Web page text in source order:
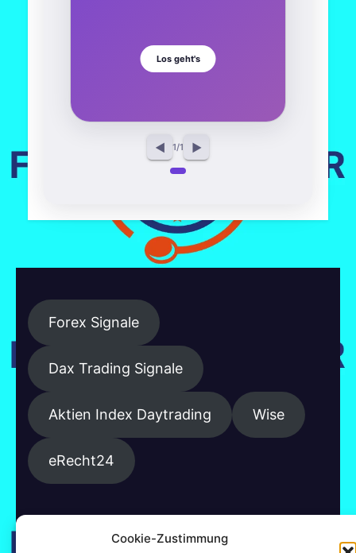
Cookie-Zustimmung
Los geht's
◀ 1/1 ▶
Forex Signale
Dax Trading Signale
Aktien Index Daytrading Wise
eRecht24